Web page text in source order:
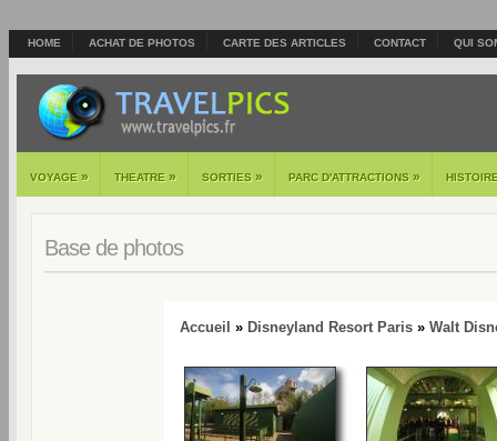
HOME ACHAT DE PHOTOS CARTE DES ARTICLES CONTACT QUI
VOYAGE » THEATRE » SORTIES » PARC D'ATTRACTIONS »
Base de photos
Accueil » Disneyland Resort Paris» Walt